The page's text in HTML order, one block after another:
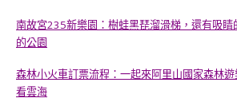
南故宮235新樂園：樹蛙黑琵溜滑梯，還有吸
的公園
森林小火車訂票流程：一起來阿里山國家森林
看雲海